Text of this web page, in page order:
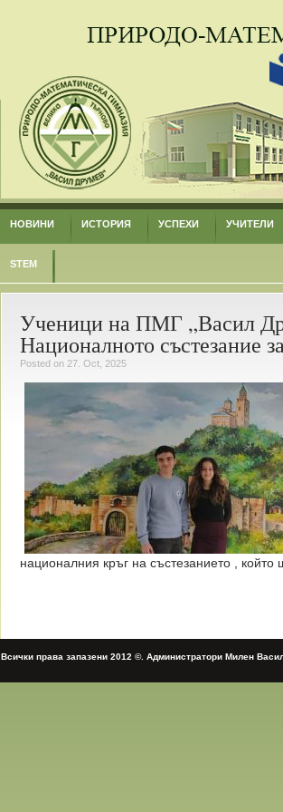
НОВИНИ ИСТОРИЯ УСПЕХИ УЧИТЕЛИ
STEM
Ученици на ПМГ „Васил
Националното състезание
Posted on 27. Oct, 2025
националния кръг на състезанието ,
Всички права запазени 2012 ©. Администратори Милен